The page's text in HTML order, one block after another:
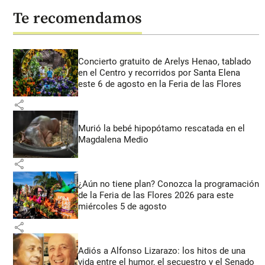
Te recomendamos
Concierto gratuito de Arelys Henao, tablado
en el Centro y recorridos por Santa Elena
este 6 de agosto en la Feria de las Flores
share
Murió la bebé hipopótamo rescatada en el
Magdalena Medio
share
¿Aún no tiene plan? Conozca la programación
de la Feria de las Flores 2026 para este
miércoles 5 de agosto
share
Adiós a Alfonso Lizarazo: los hitos de una
vida entre el humor, el secuestro y el Senado